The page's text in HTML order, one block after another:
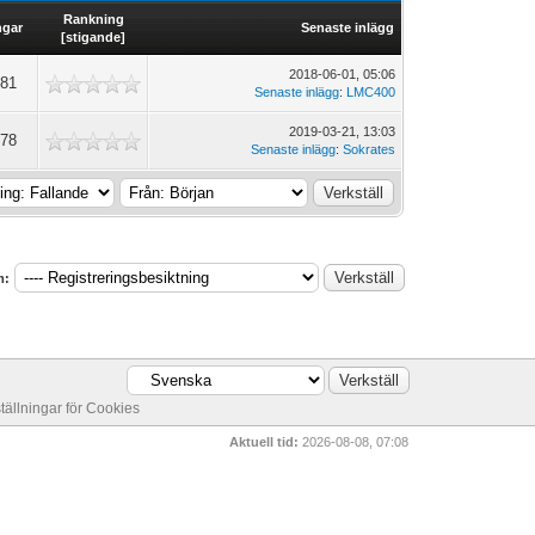
Rankning
[stigande]
Senaste inlägg
2018-06-01, 05:06
Senaste inlägg: LMC400
2019-03-21, 13:03
Senaste inlägg:Sokrates
för Cookies
Aktuell tid: 2026-08-08, 07:08